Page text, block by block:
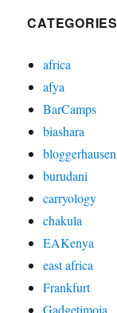
CATEGORIES
africa
afya
BarCamps
biashara
bloggerhausen
burudani
carryology
chakula
EAKenya
east africa
Frankfurt
Gadgetimoja